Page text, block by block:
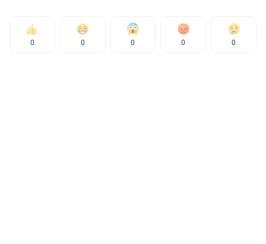
0 0 0 0 0